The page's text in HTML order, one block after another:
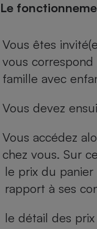
Le
Vous êtes
vous correspond
famille avec
Vous devez
Vous accédez
chez vous. Sur
le prix du
rapport à ses
le détail des